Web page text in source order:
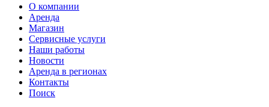
О компании
Аренда
Магазин
Сервисные услуги
Наши работы
Новости
Аренда в регионах
Контакты
Поиск